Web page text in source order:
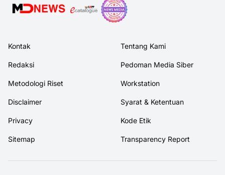
Kontak Tentang Kami
Redaksi Pedoman Media Siber
Metodologi Riset Workstation
Disclaimer Syarat & Ketentuan
Privacy Kode Etik
Sitemap Transparency Report